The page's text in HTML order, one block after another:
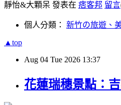
靜怡&大顆呆 發表在 痞客邦 留言
個人分類： 新竹の旅遊、
▲top
Aug 04 Tue 2026 13:37
花蓮瑞穗景點：